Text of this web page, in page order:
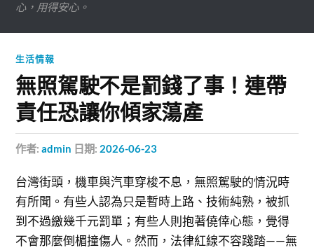
心，用得安心。
生活情報
無照駕駛不是罰錢了事！連帶
責任恐讓你傾家蕩產
作者:admin 日期: 2026-06-23
台灣街頭，機車與汽車穿梭不息，無照駕駛的情況時
有所聞。有些人認為只是暫時上路、技術純熟，被抓
到不過繳幾千元罰單；有些人則抱著僥倖心態，覺得
不會那麼倒楣撞傷人。然而，法律紅線不容踐踏——無